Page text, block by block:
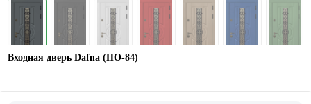
Входная дверь Dafna (ПО-84)